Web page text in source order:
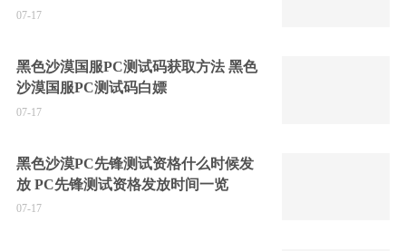
07-17
黑色沙漠国服PC测试码获取方法 黑色
沙漠国服PC测试码白嫖
07-17
黑色沙漠PC先锋测试资格什么时候发
放 PC先锋测试资格发放时间一览
07-17